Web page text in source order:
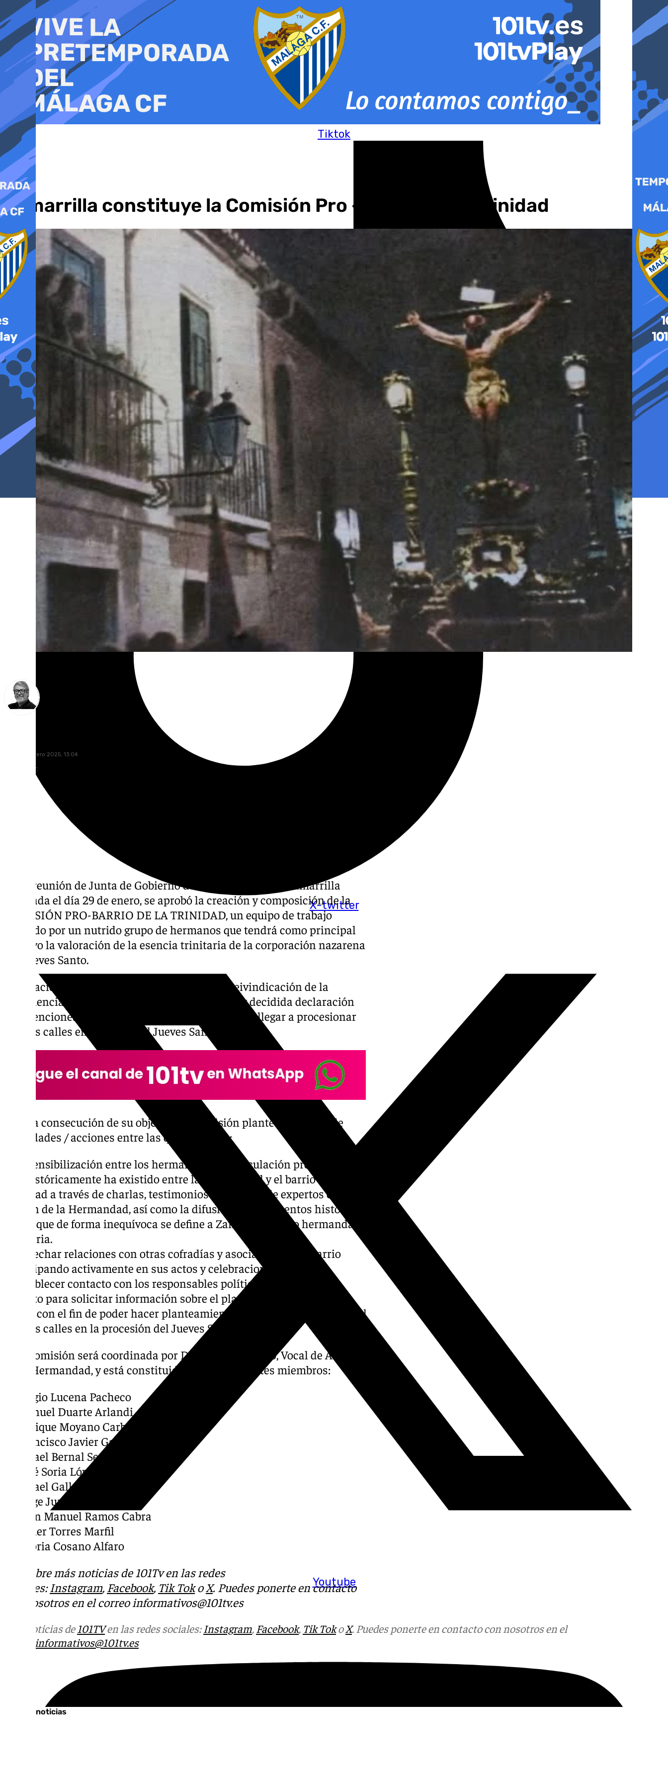
al
contenido
Tiktok
X-twitter
Youtube
Zamarrilla constituye la Comisión Pro – Barrio de la Trinidad
lunes, 3 febrero 2025, 13:04
Compartir:
En la reunión de Junta de Gobierno de la Hermandad de Zamarrilla
realizada el día 29 de enero, se aprobó la creación y composición de la
COMISIÓN PRO-BARRIO DE LA TRINIDAD, un equipo de trabajo
formado por un nutrido grupo de hermanos que tendrá como principal
objetivo la valoración de la esencia trinitaria de la corporación nazarena
del Jueves Santo.
La creación de esta comisión representa una reivindicación de la
pertenencia al barrio de la Trinidad y una clara y decidida declaración
de intenciones de la Junta de Gobierno para poder llegar a procesionar
por sus calles en la noche del Jueves Santo.
Para la consecución de su objetivo, la Comisión plantea una serie de
actividades / acciones entre las que destacan:
– La sensibilización entre los hermanos de la vinculación predominante
que históricamente ha existido entre la Hermandad y el barrio de la
Trinidad a través de charlas, testimonios y artículos de expertos en el
boletín de la Hermandad, así como la difusión de documentos históricos
en los que de forma inequívoca se define a Zamarrilla como hermandad
trinitaria.
– Estrechar relaciones con otras cofradías y asociaciones del barrio
participando activamente en sus actos y celebraciones.
– Establecer contacto con los responsables políticos de la Junta de
Distrito para solicitar información sobre el plan de rehabilitación del
barrio con el fin de poder hacer planteamientos de itinerario procesional
por sus calles en la procesión del Jueves Santo.
Esta comisión será coordinada por D. Enrique Moyano, Vocal de Archivo
de la Hermandad, y está constituida por los siguientes miembros:
D. Sergio Lucena Pacheco
D. Manuel Duarte Arlandi
D. Enrique Moyano Carballo
D. Francisco Javier García García
D. Rafael Bernal Segovia
D. José Soria López
D. Rafael Gallego Martínez
D. Jorge Jurado Rios.
D. Juan Manuel Ramos Cabra
D. Javier Torres Marfil
Dª Gloria Cosano Alfaro
Descubre más noticias de 101Tv en las redes
sociales: Instagram, Facebook, Tik Toko X. Puedes ponerte en contacto
con nosotros en el correo informativos@101tv.es
Más noticias de 101TVen las redes sociales: Instagram, Facebook, Tik TokoX. Puedes ponerte en contacto con nosotros en el
informativos@101tv.es
Últimas noticias